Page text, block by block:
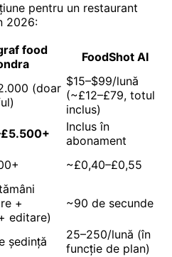
pentru un restaurant
2026:
food
FoodShot AI
(doar $15–$99/lună
(~£12–£79, totul
inclus)
Inclus în
abonament
~£0,40–£0,55
+
editare)
~90 de secunde
ședință
25–250/lună (în
funcție de plan)